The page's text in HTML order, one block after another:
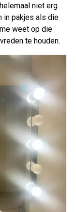
niet erg.
in pakjes als die
weet op die
te houden.